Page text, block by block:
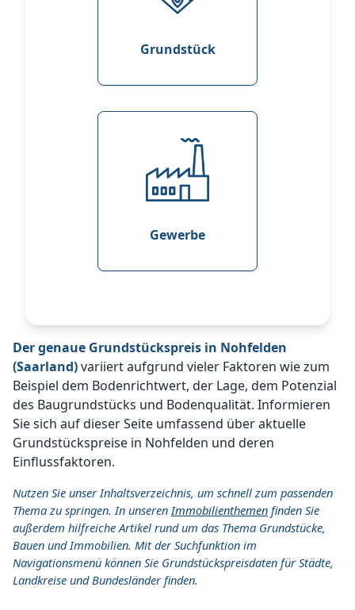
Grundstück
Gewerbe
Der genaue Grundstückspreis in Nohfelden
(Saarland)variiert aufgrund vieler Faktoren wie zum
Beispiel dem Bodenrichtwert, der Lage, dem Potenzial
des Baugrundstücks und Bodenqualität. Informieren
Sie sich auf dieser Seite umfassend über aktuelle
Grundstückspreise in Nohfelden und deren
Einflussfaktoren.
Nutzen Sie unser Inhaltsverzeichnis, um schnell zum passenden
Thema zu springen. In unserenImmobilienthemen finden Sie
außerdem hilfreiche Artikel rund um das Thema Grundstücke,
Bauen und Immobilien. Mit der Suchfunktion im
Navigationsmenü können Sie Grundstückspreisdaten für Städte,
Landkreise und Bundesländer finden.